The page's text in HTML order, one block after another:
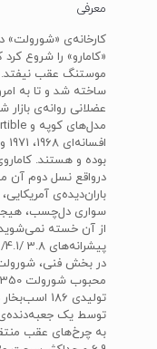
معرفی
«کامارو» را شروع
موستنگ عقب نیفتد.
ساخته شد و تا به
عضلانی روانه‌ی بازار
درواقع نسل دوم آن
باران‌دیده‌ی
سواری دل‌چسب،
به چرخ‌های عقب